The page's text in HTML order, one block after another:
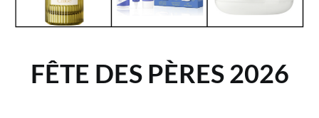
FÊTE DES PÈRES 2026